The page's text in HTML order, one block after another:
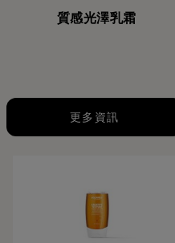
質感光澤乳霜
更多資訊